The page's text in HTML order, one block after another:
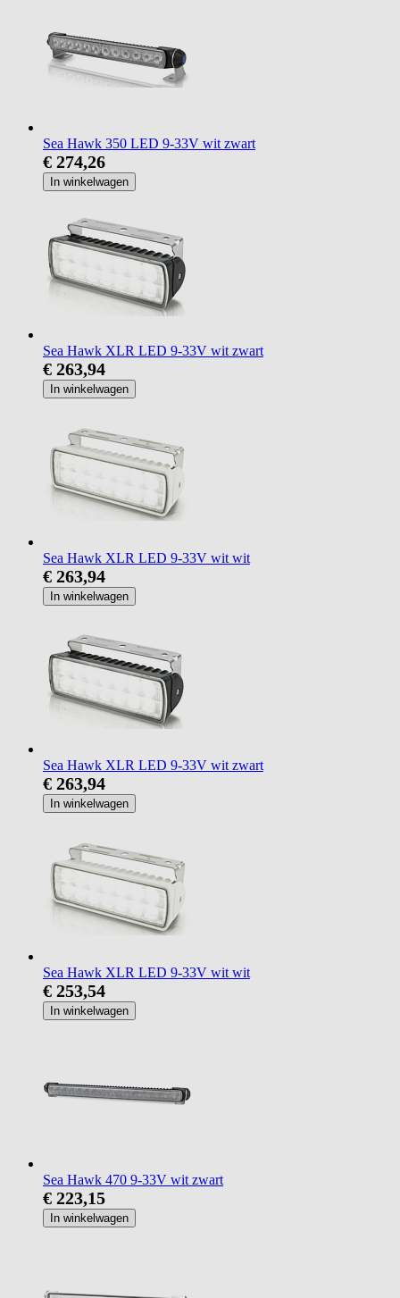
Sea Hawk 350 LED 9-33V wit zwart
€ 274,26
In winkelwagen
Sea Hawk XLR LED 9-33V wit zwart
€ 263,94
In winkelwagen
Sea Hawk XLR LED 9-33V wit wit
€ 263,94
In winkelwagen
Sea Hawk XLR LED 9-33V wit zwart
€ 263,94
In winkelwagen
Sea Hawk XLR LED 9-33V wit wit
€ 253,54
In winkelwagen
Sea Hawk 470 9-33V wit zwart
€ 223,15
In winkelwagen